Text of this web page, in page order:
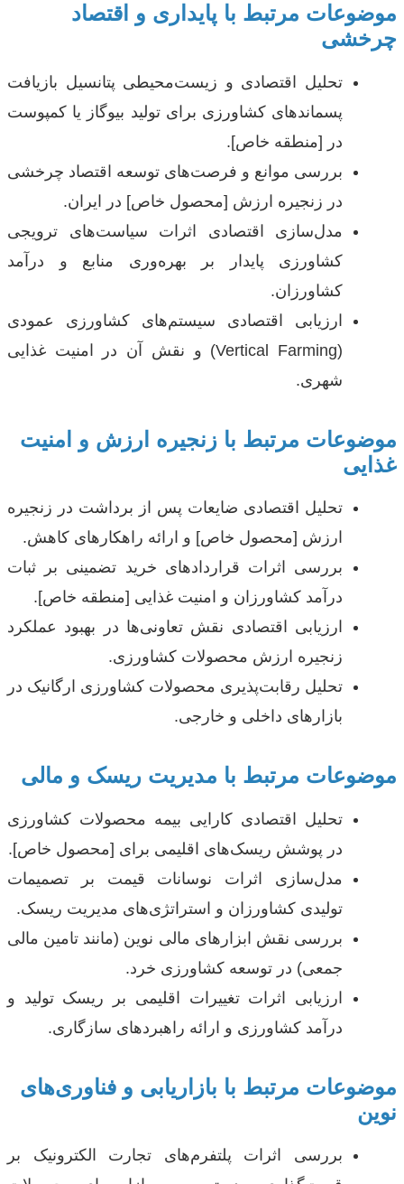
موضوعات مرتبط با پایداری و اقتصاد
چرخشی
تحلیل اقتصادی و زیست‌محیطی پتانسیل بازیافت
پسماندهای کشاورزی برای تولید بیوگاز یا کمپوست
در [منطقه خاص].
بررسی موانع و فرصت‌های توسعه اقتصاد چرخشی
در زنجیره ارزش [محصول خاص] در ایران.
مدل‌سازی اقتصادی اثرات سیاست‌های ترویجی
کشاورزی پایدار بر بهره‌وری منابع و درآمد
کشاورزان.
ارزیابی اقتصادی سیستم‌های کشاورزی عمودی
(Vertical Farming) و نقش آن در امنیت غذایی
شهری.
موضوعات مرتبط با زنجیره ارزش و امنیت
غذایی
تحلیل اقتصادی ضایعات پس از برداشت در زنجیره
ارزش [محصول خاص] و ارائه راهکارهای کاهش.
بررسی اثرات قراردادهای خرید تضمینی بر ثبات
درآمد کشاورزان و امنیت غذایی [منطقه خاص].
ارزیابی اقتصادی نقش تعاونی‌ها در بهبود عملکرد
زنجیره ارزش محصولات کشاورزی.
تحلیل رقابت‌پذیری محصولات کشاورزی ارگانیک در
بازارهای داخلی و خارجی.
موضوعات مرتبط با مدیریت ریسک و مالی
تحلیل اقتصادی کارایی بیمه محصولات کشاورزی
در پوشش ریسک‌های اقلیمی برای [محصول خاص].
مدل‌سازی اثرات نوسانات قیمت بر تصمیمات
تولیدی کشاورزان و استراتژی‌های مدیریت ریسک.
بررسی نقش ابزارهای مالی نوین (مانند تامین مالی
جمعی) در توسعه کشاورزی خرد.
ارزیابی اثرات تغییرات اقلیمی بر ریسک تولید و
درآمد کشاورزی و ارائه راهبردهای سازگاری.
موضوعات مرتبط با بازاریابی و فناوری‌های
نوین
بررسی اثرات پلتفرم‌های تجارت الکترونیک بر